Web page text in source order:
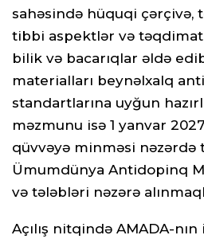
sahəsində hüquqi çərçivə,
tibbi aspektlər və təqdimat
bilik və bacarıqlar əldə
materialları beynəlxalq
standartlarına uyğun
məzmunu isə 1 yanvar
qüvvəyə minməsi nəzərdə
Ümumdünya Antidopinq
və tələbləri nəzərə
Açılış nitqində AMADA-